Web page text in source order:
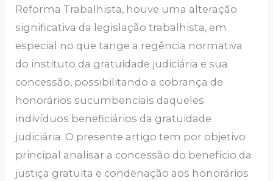
Reforma Trabalhista, houve uma alteração
significativa da legislação trabalhista, em
especial no que tange a regência normativa
do instituto da gratuidade judiciária e sua
concessão, possibilitando a cobrança de
honorários sucumbenciais daqueles
indivíduos beneficiários da gratuidade
judiciária. O presente artigo tem por objetivo
principal analisar a concessão do benefício da
justiça gratuita e condenação aos honorários